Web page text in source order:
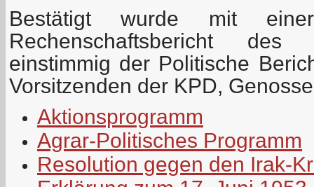
Bestätigt wurde mit
Rechenschaftsbericht des
einstimmig der Politische
Vorsitzenden der KPD,
Aktionsprogramm
Agrar-Politisches Programm
Resolution gegen den Irak-